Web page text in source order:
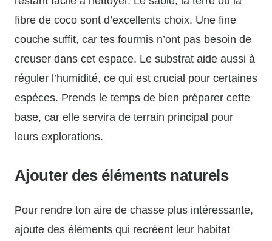
fibre de coco sont d’excellents choix. Une fine
couche suffit, car tes fourmis n’ont pas besoin de
creuser dans cet espace. Le substrat aide aussi à
réguler l’humidité, ce qui est crucial pour certaines
espèces. Prends le temps de bien préparer cette
base, car elle servira de terrain principal pour
leurs explorations.
Ajouter des éléments naturels
Pour rendre ton aire de chasse plus intéressante,
ajoute des éléments qui recréent leur habitat